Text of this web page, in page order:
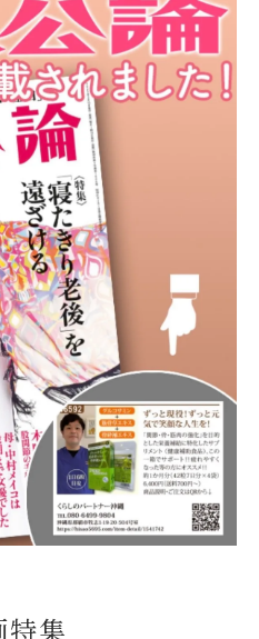
人気の秘密
院専用サプリの効果的な
れる方法
果を高める方法
果の関係
注意点
化する工夫
マイズの提案
維持に役立つ理由を解
サポートする
メカニズム
の効果
るメリット
特集